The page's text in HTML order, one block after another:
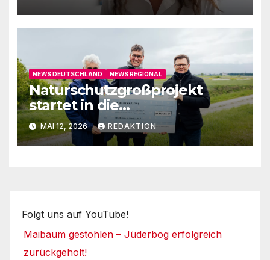
NEWS DEUTSCHLAND NEWS REGIONAL
Naturschutzgroßprojekt
startet in die
Umsetzungsphase
MAI 12, 2026 REDAKTION
Folgt uns auf YouTube!
Maibaum gestohlen – Jüderbog erfolgreich
zurückgeholt!